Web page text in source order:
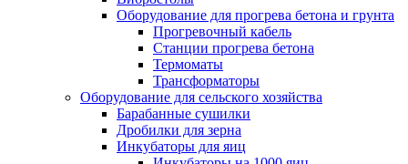
Оборудование для прогрева бетона и грунта
Прогревочный кабель
Станции прогрева бетона
Термоматы
Трансформаторы
Оборудование для сельского хозяйства
Барабанные сушилки
Дробилки для зерна
Инкубаторы для яиц